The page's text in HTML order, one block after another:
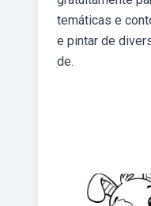
temáticas e
e pintar de
de.